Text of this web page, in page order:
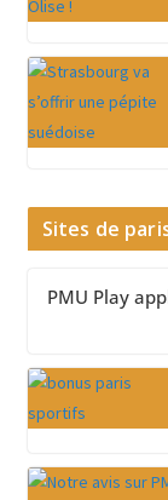
Sites de
PMU Play